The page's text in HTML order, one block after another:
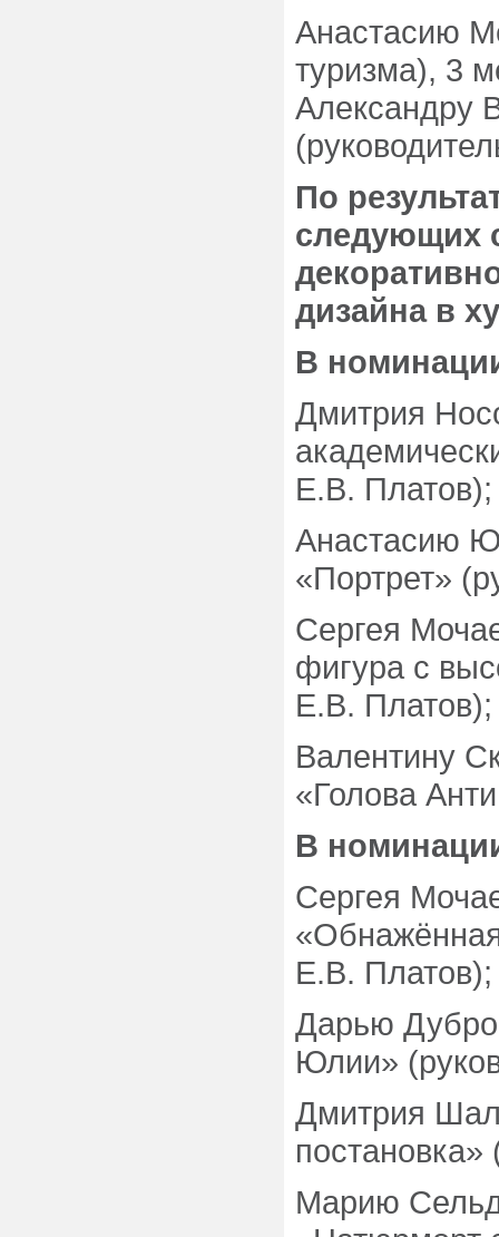
Анастасию
туризма), 3
Александру
По
следующих
дизайна в
В
Дмитрия
Е.В. Платов);
Анастасию
«Портрет»
Сергея
фигура с
Е.В. Платов);
Валентину
«Голова
В
Сергея
Е.В. Платов);
Дарью
Юлии»
Дмитрия
Марию